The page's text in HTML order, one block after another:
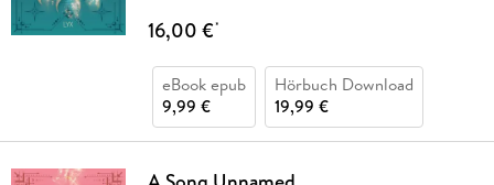
16,00 €*
eBook epub
9,99 €
Hörbuch Download
19,99 €